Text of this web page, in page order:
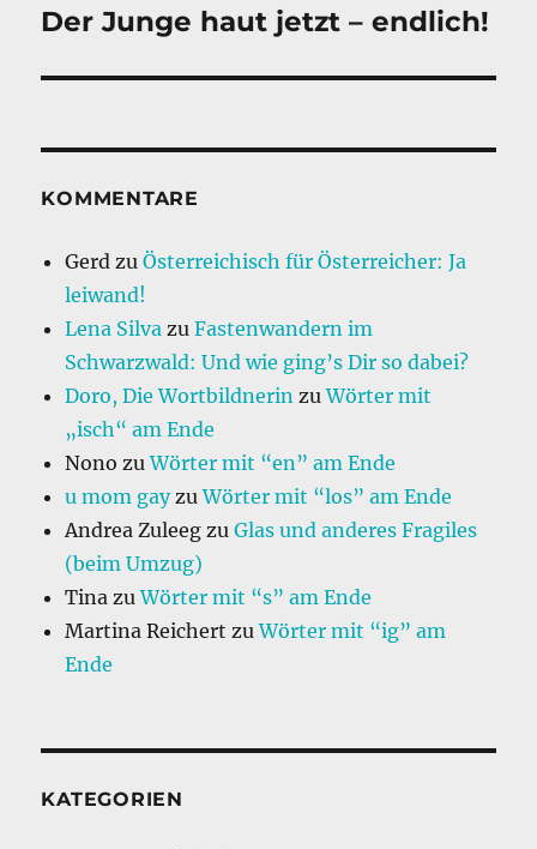
Nächster
Der Junge haut jetzt – endlich!
KOMMENTARE
Gerd zuÖsterreichisch für Österreicher: Ja
leiwand!
Lena Silva zuFastenwandern im
Schwarzwald: Und wie ging’s Dir so dabei?
Doro, Die Wortbildnerin zuWörter mit
„isch“ am Ende
Nono zuWörter mit “en” am Ende
u mom gayzuWörter mit “los” am Ende
Andrea Zuleeg zuGlas und anderes Fragiles
(beim Umzug)
Tina zuWörter mit “s” am Ende
Martina Reichert zuWörter mit “ig” am
Ende
KATEGORIEN